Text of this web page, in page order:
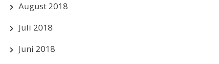
August 2018
Juli 2018
Juni 2018